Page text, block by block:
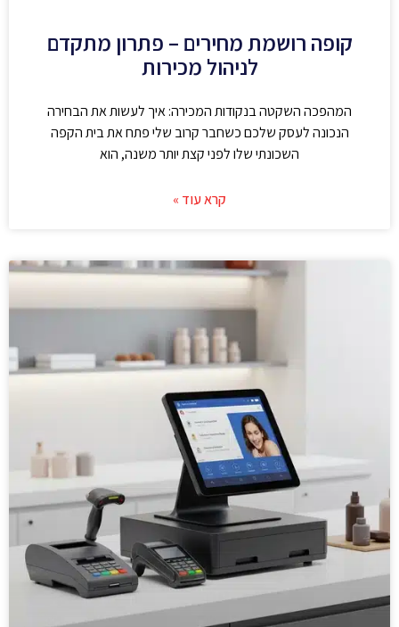
קופה רושמת מחירים – פתרון מתקדם
לניהול מכירות
המהפכה השקטה בנקודות המכירה: איך לעשות את הבחירה
הנכונה לעסק שלכם כשחבר קרוב שלי פתח את בית הקפה
השכונתי שלו לפני קצת יותר משנה, הוא
קרא עוד »